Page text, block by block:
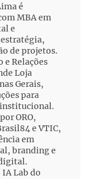
é
MBA em
e
de projetos.
e Relações
Loja
Gerais,
para
ORO,
e VTIC,
em
branding e
Lab do